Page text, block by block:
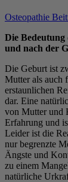
Osteopathie
Die
und nach der
Die Geburt ist
Mutter als auch
erstaunlichen
dar. Eine
von Mutter und
Erfahrung und
Leider ist die
nur begrenzte
Ängste und
zu einem
natürliche